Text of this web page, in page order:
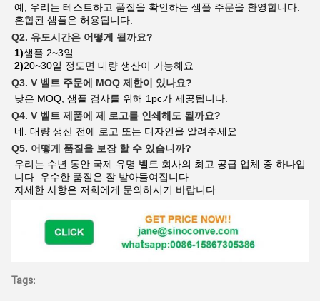
예, 우리는 테스트하고 품질을 확인하는 샘플 주문을 환영합니다.
혼합된 샘플은 허용됩니다.
Q2. 유도시간은 어떻게 될까요?
1)샘플 2~3일
2)20~30일 정도면 대량 생산이 가능해요
Q3. V 벨트 주문에 MOQ 제한이 있나요?
낮은 MOQ, 샘플 검사를 위해 1pc가 제공됩니다.
Q4. V 벨트 제품에 제 로고를 인쇄해도 될까요?
네. 대량 생산 전에 로고 또는 디자인을 알려주세요
Q5. 어떻게 품질을 보장 할 수 있습니까?
우리는 수년 동안 국제 유명 벨트 회사의 최고 공급 업체 중 하나입
니다. 우수한 품질은 잘 받아들여집니다.
자세한 사항은 저희에게 문의하시기 바랍니다.
Tags: